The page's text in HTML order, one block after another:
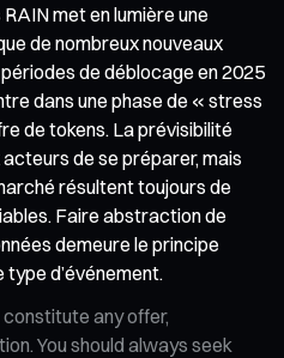
met en lumière une
de nombreux nouveaux
de déblocage en 2025
dans une phase de « stress
de tokens. La prévisibilité
de se préparer, mais
résultent toujours de
Faire abstraction de
demeure le principe
d’événement.
any offer,
You should always seek